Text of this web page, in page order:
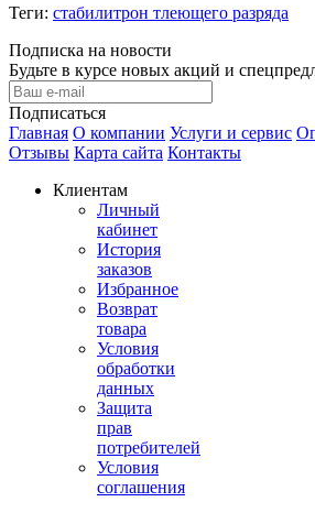
Теги: стабилитрон тлеющего разряда
Подписка на новости
Будьте в курсе новых акций и
Подписаться
Главная О компании Услуги и сервис
Отзывы Карта сайта Контакты
Клиентам
Личный
кабинет
История
заказов
Избранное
Возврат
товара
Условия
обработки
данных
Защита
прав
потребителей
Условия
соглашения